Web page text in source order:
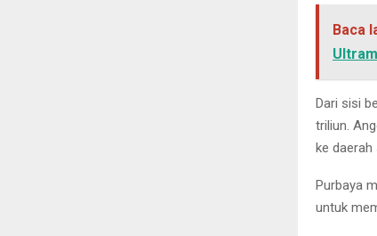
Baca
Dari sisi
triliun.
ke daerah
Purbaya
untuk